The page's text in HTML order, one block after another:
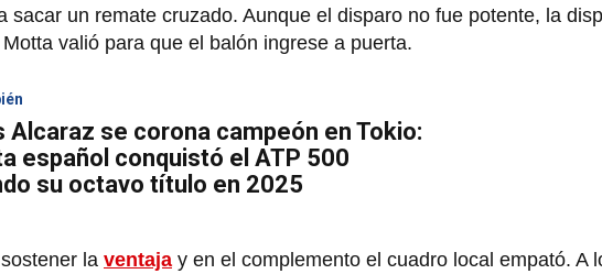
sacar un remate cruzado. Aunque el disparo no fue potente, la
Motta valió para que el balón ingrese a puerta.
Alcaraz se corona campeón en Tokio:
español conquistó el ATP 500
su octavo título en 2025
la ventaja y en el complemento el cuadro local empató. A